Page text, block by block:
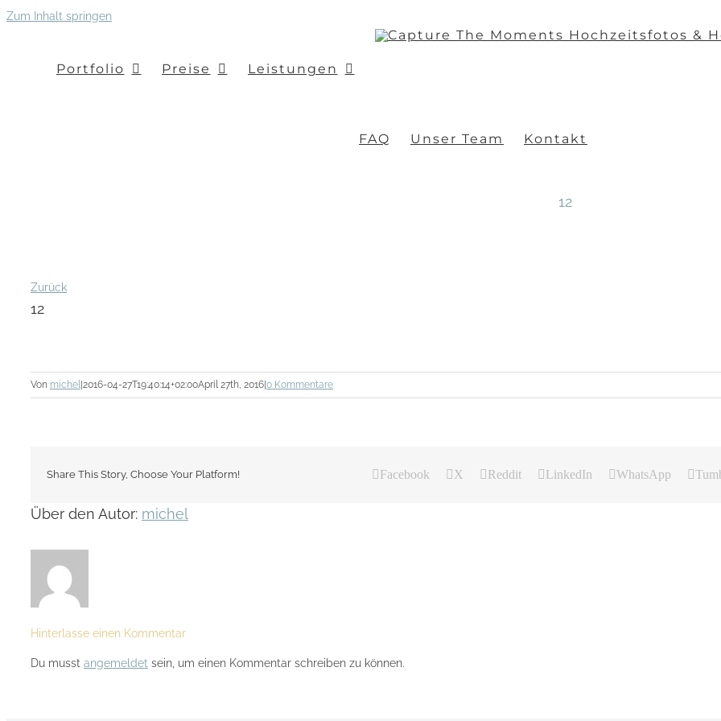
Zum Inhalt springen
Portfolio Preise Leistungen
FAQ Unser Team Kontakt
12
Zurück
12
Von michel |2016-04-27T19:40:14+02:00April 27th, 2016|0 Kommentare
Share This Story, Choose Your Platform! Facebook X Reddit LinkedIn WhatsApp
Über den Autor: michel
Hinterlasse einen Kommentar
Du musst angemeldet sein, um einen Kommentar schreiben zu können.